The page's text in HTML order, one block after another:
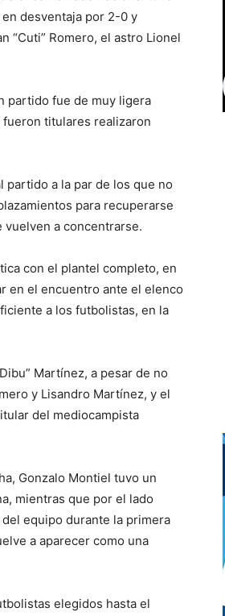
desventaja por 2-0 y
“Cuti” Romero, el astro Lionel
partido fue de muy ligera
titulares realizaron
partido a la par de los que no
para recuperarse
vuelven a concentrarse.
con el plantel completo, en
en el encuentro ante el elenco
a los futbolistas, en la
Martínez, a pesar de no
y Lisandro Martínez, y el
del mediocampista
Gonzalo Montiel tuvo un
mientras que por el lado
equipo durante la primera
a aparecer como una
elegidos hasta el